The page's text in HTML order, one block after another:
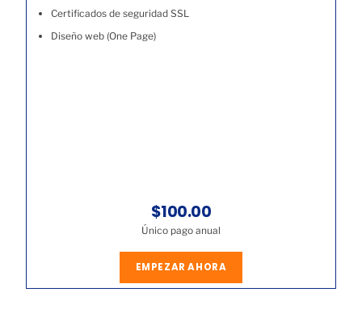
Certificados de seguridad SSL
Diseño web (One Page)
$100.00
Único pago anual
EMPEZAR AHORA